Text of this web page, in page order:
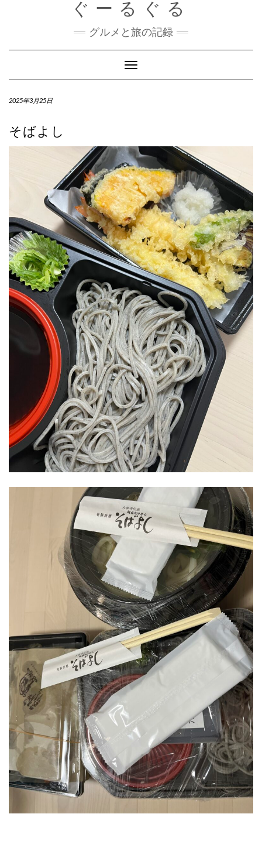
ぐーるぐる
グルメと旅の記録
Toggle
Navigation
2025年3月25日
そばよし